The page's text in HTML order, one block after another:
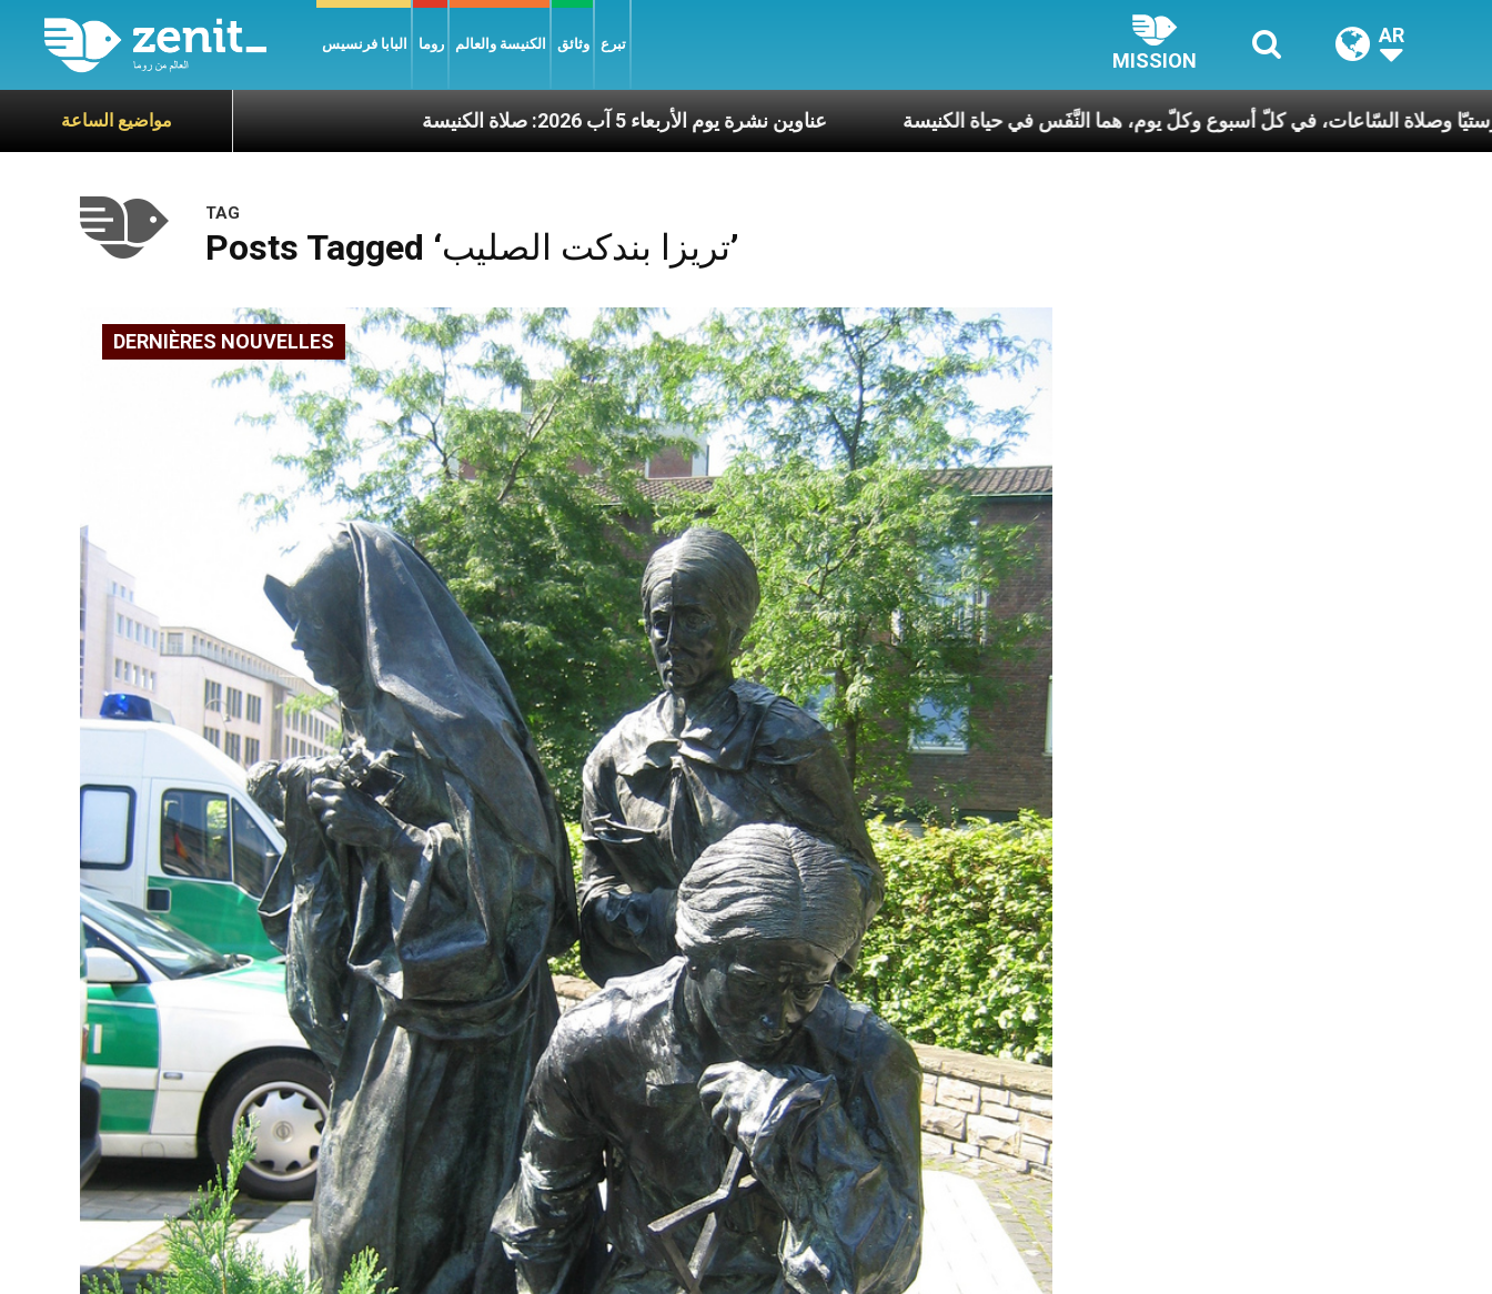
البابا فرنسيس روما الكنيسة والعالم وثائق تبرع
MISSION
AR
مواضيع الساعة عناوين نشرة يوم الأربعاء 5 آب 2026: صلاة الكنيسة الإفخارستيّا وصلاة السّاعات، في كلّ أسبوع وكلّ يوم، هما النَّفَس في حياة الكنيسة
TAG
Posts Tagged ‘تريزا بندكت الصليب’
DERNIÈRES NOUVELLES